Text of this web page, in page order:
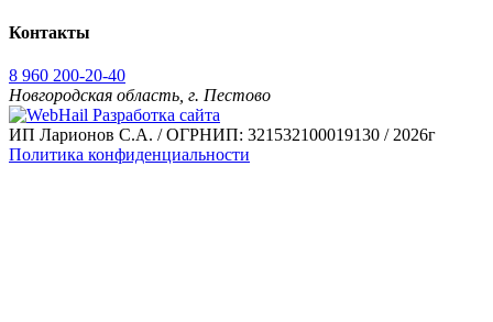
Контакты
8 960 200-20-40
Новгородская область, г. Пестово
Разработка сайта
ИП Ларионов С.А. / ОГРНИП: 321532100019130 / 2026г
Политика конфиденциальности